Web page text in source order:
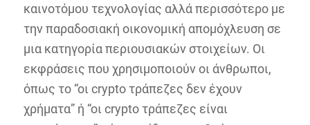
καινοτόμου τεχνολογίας αλλά περισσότερο με
την παραδοσιακή οικονομική απομόχλευση σε
μια κατηγορία περιουσιακών στοιχείων. Οι
εκφράσεις που χρησιμοποιούν οι άνθρωποι,
όπως το “οι crypto τράπεζες δεν έχουν
χρήματα” ή “οι crypto τράπεζες είναι